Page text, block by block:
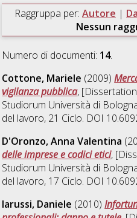
Raggruppa per: Autore |
Nessun
Numero di documenti: 14.
Cottone, Mariele (2009)
vigilanza pubblica,
Studiorum Università di
del lavoro, 21 Ciclo. DOI
D'Oronzo, Anna Valentina
delle imprese e codici etici,
Studiorum Università di
del lavoro, 17 Ciclo. DOI
Iarussi, Daniele (2010)